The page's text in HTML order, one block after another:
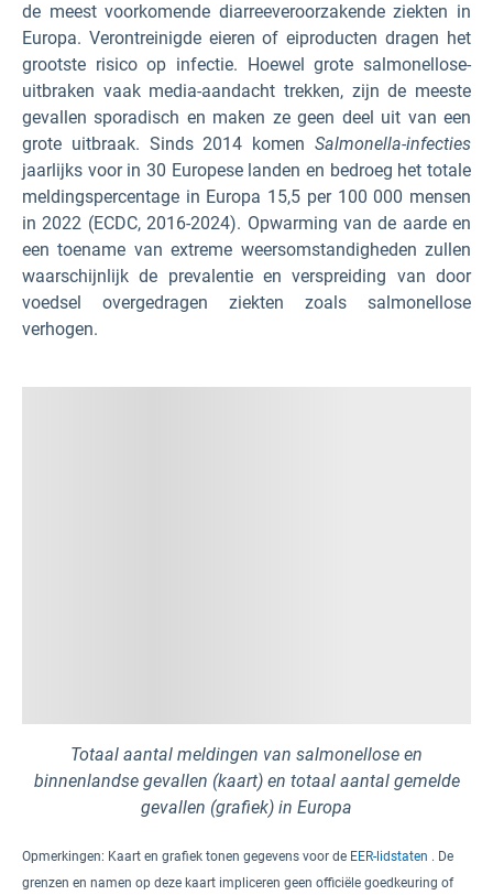
de meest voorkomende diarreeveroorzakende ziekten in
Europa. Verontreinigde eieren of eiproducten dragen het
grootste risico op infectie. Hoewel grote salmonellose-
uitbraken vaak media-aandacht trekken, zijn de meeste
gevallen sporadisch en maken ze geen deel uit van een
grote uitbraak. Sinds 2014 komen Salmonella-infecties
jaarlijks voor in 30 Europese landen en bedroeg het totale
meldingspercentage in Europa 15,5 per 100 000 mensen
in 2022 (ECDC, 2016-2024). Opwarming van de aarde en
een toename van extreme weersomstandigheden zullen
waarschijnlijk de prevalentie en verspreiding van door
voedsel overgedragen ziekten zoals salmonellose
verhogen.
Totaal aantal meldingen van salmonellose en
binnenlandse gevallen (kaart) en totaal aantal gemelde
gevallen (grafiek) in Europa
Opmerkingen: Kaart en grafiek tonen gegevens voor de EER-lidstaten . De
grenzen en namen op deze kaart impliceren geen officiële goedkeuring of